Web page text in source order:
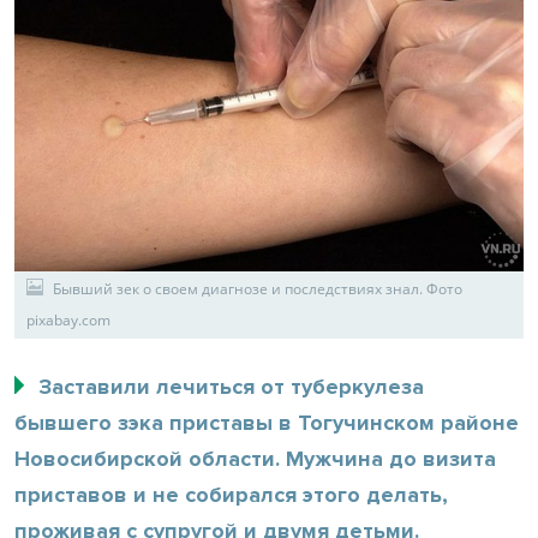
Бывший зек о своем диагнозе и последствиях знал. Фото
pixabay.com
Заставили лечиться от туберкулеза
бывшего зэка приставы в Тогучинском районе
Новосибирской области. Мужчина до визита
приставов и не собирался этого делать,
проживая с супругой и двумя детьми.